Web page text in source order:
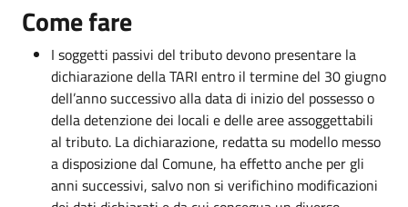
Come fare
I soggetti passivi del tributo devono presentare la
dichiarazione della TARI entro il termine del 30 giugno
dell’anno successivo alla data di inizio del possesso o
della detenzione dei locali e delle aree assoggettabili
al tributo. La dichiarazione, redatta su modello messo
a disposizione dal Comune, ha effetto anche per gli
anni successivi, salvo non si verifichino modificazioni